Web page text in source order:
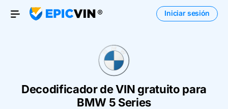
Open Menu
Iniciar sesión
Decodificador de VIN gratuito para
BMW 5 Series